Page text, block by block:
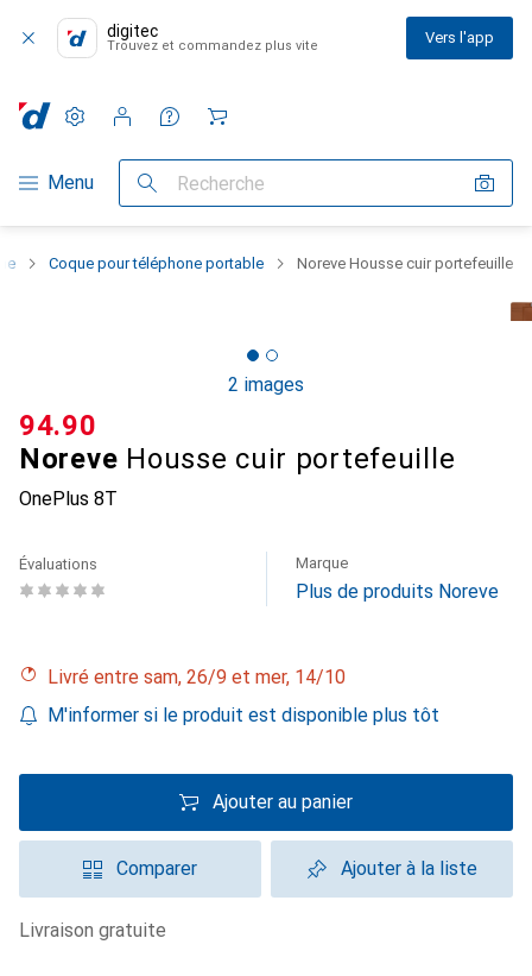
digitec
Trouvez et commandez plus vite Vers l'app
Navigation par catégorie
Menu Recherche
Paramètres
Compte client
Listes de comparaison
Listes d'envies
Panier
Coque pour téléphone portable Noreve Housse cuir portefeuille
2 images
Noreve Housse cuir portefeuille
OnePlus 8T
CHF
94.90
Évaluations Marque
Plus de produits Noreve
Livré entre sam, 26/9 et mer, 14/10
M'informer si le produit est disponible plus tôt
Ajouter au panier
Comparer Ajouter à la liste
livraison gratuite